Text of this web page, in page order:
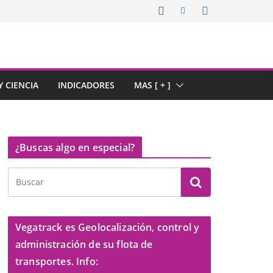
CIENCIA INDICADORES MAS [ + ]
¿Buscas algo en especial?
Vegatrack es Geolocalización, control y
administración de su flota de
transportes. Info: